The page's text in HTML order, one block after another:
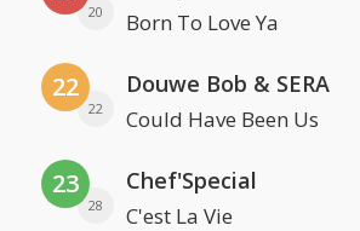
20 Born To Love Ya
22
22
Douwe Bob & SERA
Could Have Been Us
23
28
Chef'Special
C'est La Vie